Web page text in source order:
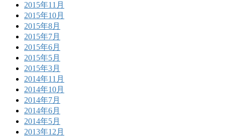
2015年11月
2015年10月
2015年8月
2015年7月
2015年6月
2015年5月
2015年3月
2014年11月
2014年10月
2014年7月
2014年6月
2014年5月
2013年12月